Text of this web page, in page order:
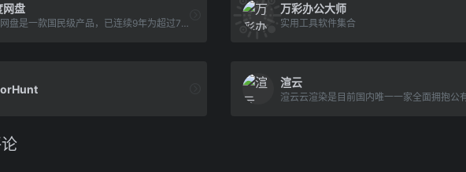
网盘
百度网盘是一款国民级产品，已连续9年为超过7亿用户提供稳定、安全的个人云存储服务，已实现电脑、手机、电视等多种终端场景的覆盖和互联，并支持多类型文件的备份、分享、查看和处理
万彩办公大师
实用工具软件集合
渲云